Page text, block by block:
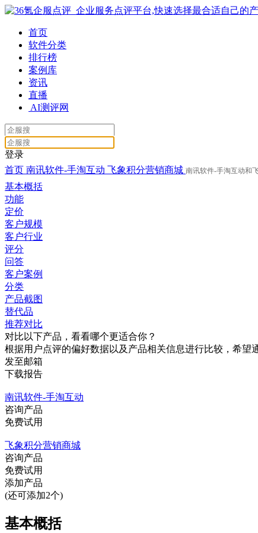
首页
软件分类
排行榜
案例库
资讯
直播
AI测评网
登录
首页 南讯软件-手淘互动 飞象积分营销商城 南讯软件-手淘互动和
基本概括
功能
定价
客户规模
客户行业
评分
问答
客户案例
分类
产品截图
替代品
推荐对比
对比以下产品，看看哪个更适合你？
根据用户点评的偏好数据以及产品相关信息进行比较，希望
发至邮箱
下载报告
南讯软件-手淘互动
咨询产品
免费试用
飞象积分营销商城
咨询产品
免费试用
添加产品
(还可添加2个)
基本概括